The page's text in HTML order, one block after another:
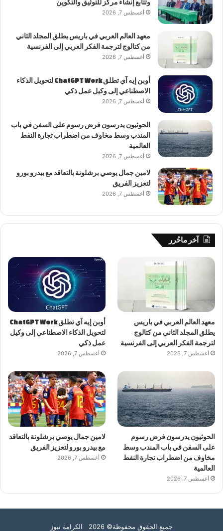
وتتابع إنشاء مركز للتوثيق والتكوين
أغسطس 7, 2026
معهد العالم العربي في باريس يطلق المجلد الثاني
من كتالوج لترجمة الفكر العربي إلى الفرنسية
أغسطس 7, 2026
أوبن إيه آي تطلق ChatGPT Work لتحويل الذكاء
الاصطناعي إلى وكيل عمل ذكي
أغسطس 7, 2026
الحوثيون يدرسون فرض رسوم على السفن في باب
المندب وسط مخاوف من اضطراب تجارة النفط
العالمية
أغسطس 7, 2026
لامين جمال يوصي برشلونة بالتعاقد مع بيدرو بورو
لتعزيز الفريق
أغسطس 7, 2026
آخر ماحُرر
معهد العالم العربي في باريس
يطلق المجلد الثاني من كتالوج
لترجمة الفكر العربي إلى الفرنسية
أغسطس 7, 2026
أوبن إيه آي تطلق ChatGPT Work
لتحويل الذكاء الاصطناعي إلى وكيل
عمل ذكي
أغسطس 7, 2026
الحوثيون يدرسون فرض رسوم
على السفن في باب المندب وسط
مخاوف من اضطراب تجارة النفط
العالمية
أغسطس 7, 2026
لامين جمال يوصي برشلونة بالتعاقد
مع بيدرو بورو لتعزيز الفريق
أغسطس 7, 2026
جميع الحقوق محفوظة© 2026 الكرامة نيوز